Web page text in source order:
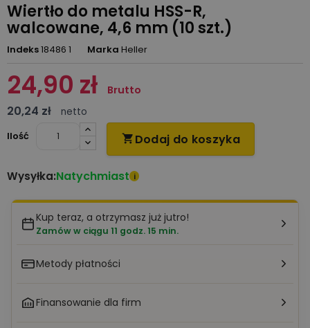
Wiertło do metalu HSS-R,
walcowane, 4,6 mm (10 szt.)
Indeks18486 1 Marka Heller
24,90 zł Brutto
20,24 zł
netto
Ilość
 Dodaj do koszyka
Wysyłka:Natychmiast i
Kup teraz, a otrzymasz już jutro!
Zamów w ciągu 11 godz. 15 min.
Metody płatności
Finansowanie dla firm